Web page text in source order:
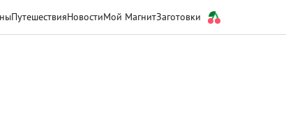
ПутешествияНовостиМой МагнитЗаготовки